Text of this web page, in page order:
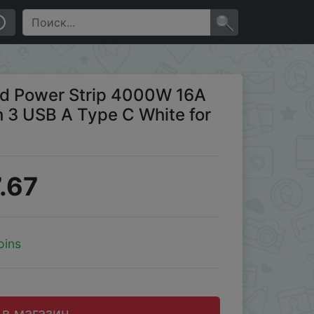
Office
Power Strip 4000W 16A
USB A Type C White for